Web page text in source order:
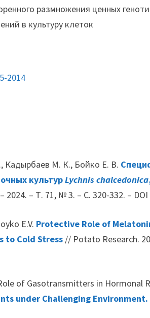
размножения ценных
в культуру клеток
2014
Кадырбаев М. К., Бойко Е. В.
культурLychnis chalcedonica
– Т. 71, № 3. – С. 320-332. –
E.V. Protective Role of
to Cold Stress // Potato Research.
of Gasotransmitters in
under Challenging Environment.